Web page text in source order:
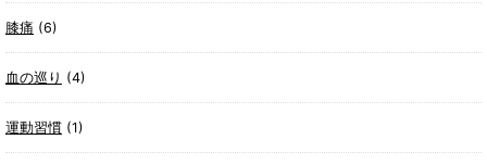
膝痛 (6)
血の巡り (4)
運動習慣 (1)